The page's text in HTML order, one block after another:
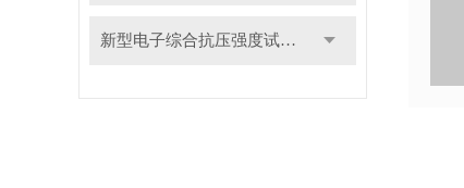
新型电子综合抗压强度试验机